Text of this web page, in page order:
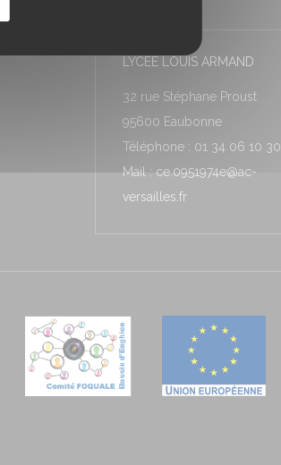
LYCÉE LOUIS ARMAND
32 rue Stéphane Proust
95600 Eaubonne
Téléphone : 01 34 06 10 30
Mail : ce.0951974e@ac-
versailles.fr